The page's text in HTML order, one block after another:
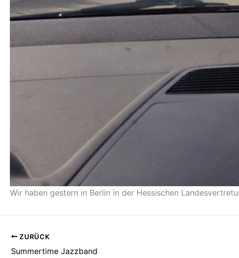
Wir haben gestern in Berlin in der Hessischen
ZURÜCK
Summertime Jazzband